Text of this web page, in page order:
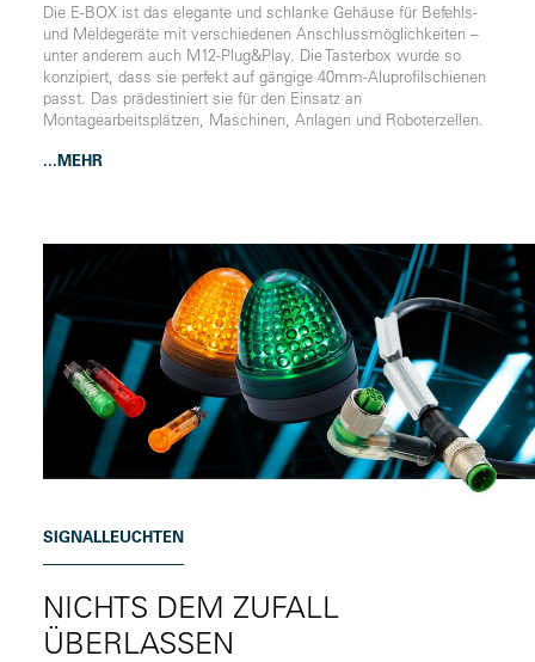
Die E-BOX ist das elegante und schlanke Gehäuse für Befehls-
und Meldegeräte mit verschiedenen Anschlussmöglichkeiten –
unter anderem auch M12-Plug&Play. Die Tasterbox wurde so
konzipiert, dass sie perfekt auf gängige 40mm-Aluprofilschienen
passt. Das prädestiniert sie für den Einsatz an
Montagearbeitsplätzen, Maschinen, Anlagen und Roboterzellen.
...MEHR
SIGNALLEUCHTEN
NICHTS DEM ZUFALL
ÜBERLASSEN